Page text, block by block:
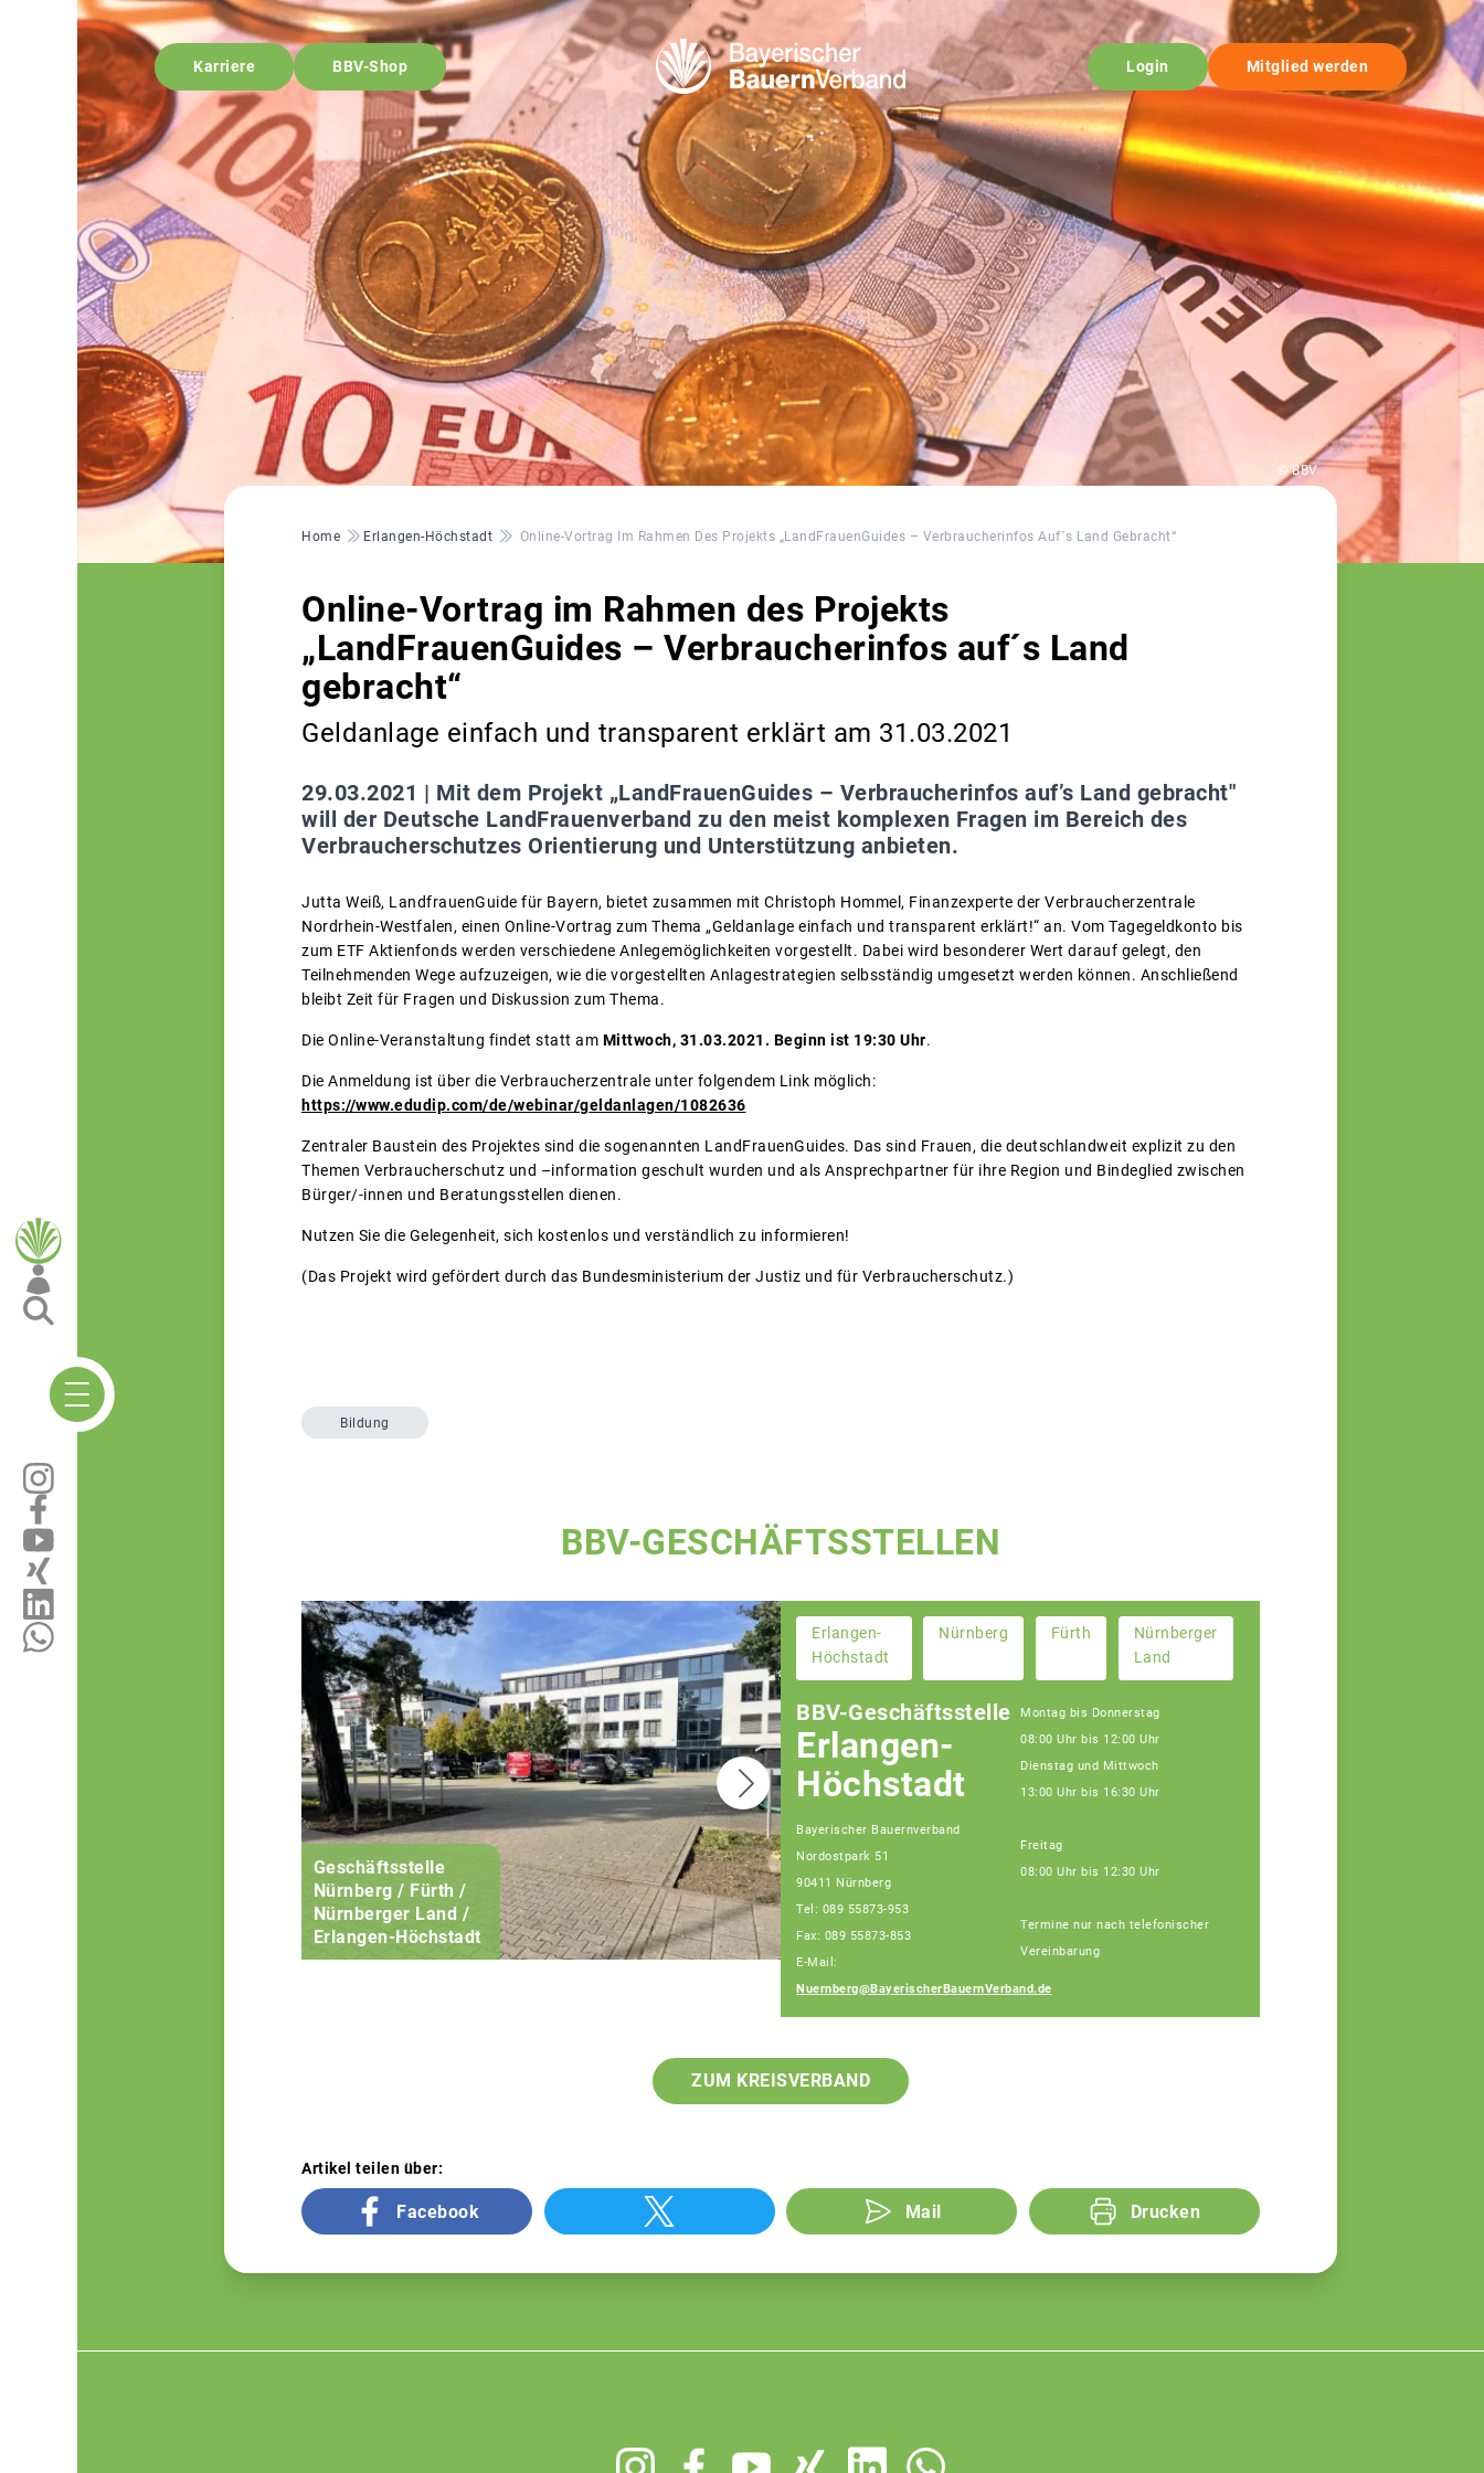
Karriere BBV-Shop Login Mitglied werden
© BBV
Pfadnavigation
Home Erlangen-Höchstadt Online-Vortrag Im Rahmen Des Projekts „LandFrauenGuides – Verbraucherinfos Auf´s Land Gebracht“
Online-Vortrag im Rahmen des Projekts
„LandFrauenGuides – Verbraucherinfos auf´s Land
gebracht“
Geldanlage einfach und transparent erklärt am 31.03.2021
29.03.2021 | Mit dem Projekt „LandFrauenGuides – Verbraucherinfos auf’s Land gebracht"
will der Deutsche LandFrauenverband zu den meist komplexen Fragen im Bereich des
Verbraucherschutzes Orientierung und Unterstützung anbieten.
Jutta Weiß, LandfrauenGuide für Bayern, bietet zusammen mit Christoph Hommel, Finanzexperte der Verbraucherzentrale
Nordrhein-Westfalen, einen Online-Vortrag zum Thema „Geldanlage einfach und transparent erklärt!“ an. Vom Tagegeldkonto bis
zum ETF Aktienfonds werden verschiedene Anlegemöglichkeiten vorgestellt. Dabei wird besonderer Wert darauf gelegt, den
Teilnehmenden Wege aufzuzeigen, wie die vorgestellten Anlagestrategien selbsständig umgesetzt werden können. Anschließend
bleibt Zeit für Fragen und Diskussion zum Thema.
Die Online-Veranstaltung findet statt am Mittwoch, 31.03.2021. Beginn ist 19:30 Uhr.
Die Anmeldung ist über die Verbraucherzentrale unter folgendem Link möglich:
https://www.edudip.com/de/webinar/geldanlagen/1082636
Zentraler Baustein des Projektes sind die sogenannten LandFrauenGuides. Das sind Frauen, die deutschlandweit explizit zu den
Themen Verbraucherschutz und –information geschult wurden und als Ansprechpartner für ihre Region und Bindeglied zwischen
Bürger/-innen und Beratungsstellen dienen.
Nutzen Sie die Gelegenheit, sich kostenlos und verständlich zu informieren!
(Das Projekt wird gefördert durch das Bundesministerium der Justiz und für Verbraucherschutz.)
Bildung
BBV-GESCHÄFTSSTELLEN
Geschäftsstelle
Nürnberg / Fürth /
Nürnberger Land /
Erlangen-Höchstadt
Christian Huber
Geschäftsführer
Geschäftsstelle
Nürnberg
Erlangen-
Höchstadt
Nürnberg Fürth
Nürnberger
Land
BBV-Geschäftsstelle
Erlangen-
Höchstadt
Bayerischer Bauernverband
Nordostpark 51
90411 Nürnberg
Tel: 089 55873-953
Fax: 089 55873-853
E-Mail:
Nuernberg@BayerischerBauernVerband.de
Montag bis Donnerstag
08:00 Uhr bis 12:00 Uhr
Dienstag und Mittwoch
13:00 Uhr bis 16:30 Uhr
Freitag
08:00 Uhr bis 12:30 Uhr
Termine nur nach telefonischer
Vereinbarung
ZUM KREISVERBAND
Artikel teilen über:
Facebook Mail Drucken